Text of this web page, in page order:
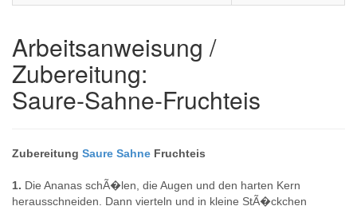
Arbeitsanweisung /
Zubereitung:
Saure-Sahne-Fruchteis
Zubereitung Saure Sahne Fruchteis
1. Die Ananas schÃ�len, die Augen und den harten Kern
herausschneiden. Dann vierteln und in kleine StÃ�ckchen